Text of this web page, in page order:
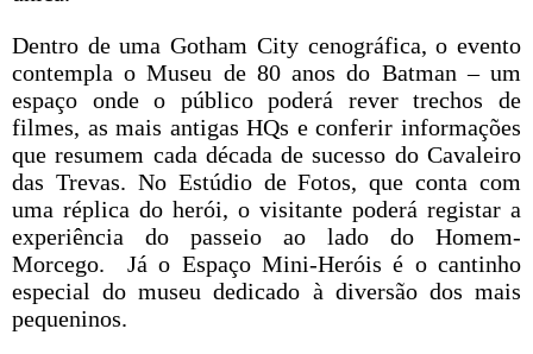
Dentro de uma Gotham City cenográfica, o evento
contempla o Museu de 80 anos do Batman – um
espaço onde o público poderá rever trechos de
filmes, as mais antigas HQs e conferir informações
que resumem cada década de sucesso do Cavaleiro
das Trevas. No Estúdio de Fotos, que conta com
uma réplica do herói, o visitante poderá registar a
experiência do passeio ao lado do Homem-
Morcego. Já o Espaço Mini-Heróis é o cantinho
especial do museu dedicado à diversão dos mais
pequeninos.